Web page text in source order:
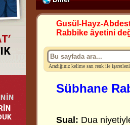
Gusül-Hayz-
Rabbike âyetini
Aradığınız kelime sarı renk ile
Sübhane
Sual: Dua